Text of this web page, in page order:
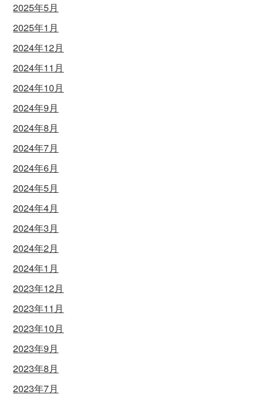
2025年5月
2025年1月
2024年12月
2024年11月
2024年10月
2024年9月
2024年8月
2024年7月
2024年6月
2024年5月
2024年4月
2024年3月
2024年2月
2024年1月
2023年12月
2023年11月
2023年10月
2023年9月
2023年8月
2023年7月